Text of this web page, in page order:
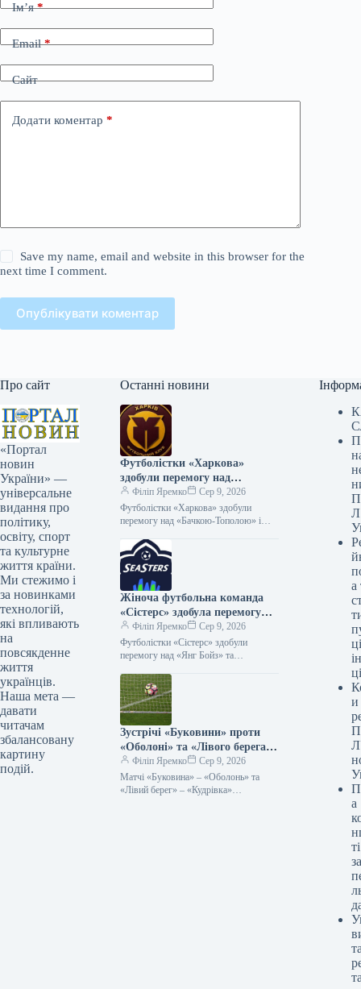
Ім’я*
Email*
Сайт
Додати коментар *
Save my name, email and website in this browser for the
next time I comment.
Опублікувати коментар
Про сайт
«Портал
новин
України» —
універсальне
видання про
політику,
освіту, спорт
та культурне
життя країни.
Ми стежимо і
за новинками
технологій,
які впливають
на
повсякденне
життя
українців.
Наша мета —
давати
читачам
збалансовану
картину
подій.
Останні новини
Футболістки «Харкова»
здобули перемогу над
«Бачкою-Тополою» і
братимуть участь у Кубку
Європи
Філіп Яремко
Сер 9, 2026
Футболістки «Харкова» здобули
перемогу над «Бачкою-Тополою» і
08.08.2026 17:53 Укрінформ
Українська жіноча футбольна команда
«Харків» здобула…
Жіноча футбольна команда
«Сістерс» здобула перемогу
над «Янг Бойз» і вийшла до
Європейського кубка.
Філіп Яремко
Сер 9, 2026
Футболістки «Сістерс» здобули
перемогу над «Янг Бойз» та
08.08.2026 18:17 Укрінформ
Віцечемпіонки України з футболу,…
Зустрічі «Буковини» проти
«Оболоні» та «Лівого берега»
з «Кудрівкою» завершилися
внічию, без забитих м’ячів.
Філіп Яремко
Сер 9, 2026
Матчі «Буковина» – «Оболонь» та
«Лівий берег» – «Кудрівка»
Л
а
ці
и
а